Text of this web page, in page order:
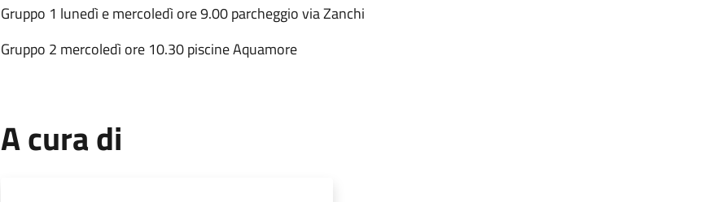
Gruppo 1 lunedì e mercoledì ore 9.00 parcheggio via Zanchi
Gruppo 2 mercoledì ore 10.30 piscine Aquamore
A cura di